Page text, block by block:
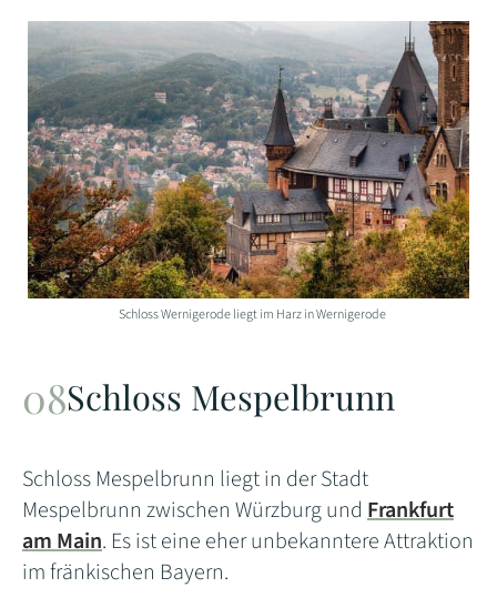
Schloss Wernigerode liegt im Harz in Wernigerode
Schloss Mespelbrunn
Schloss Mespelbrunn liegt in der Stadt
Mespelbrunn zwischen Würzburg und Frankfurt
am Main. Es ist eine eher unbekanntere Attraktion
im fränkischen Bayern.